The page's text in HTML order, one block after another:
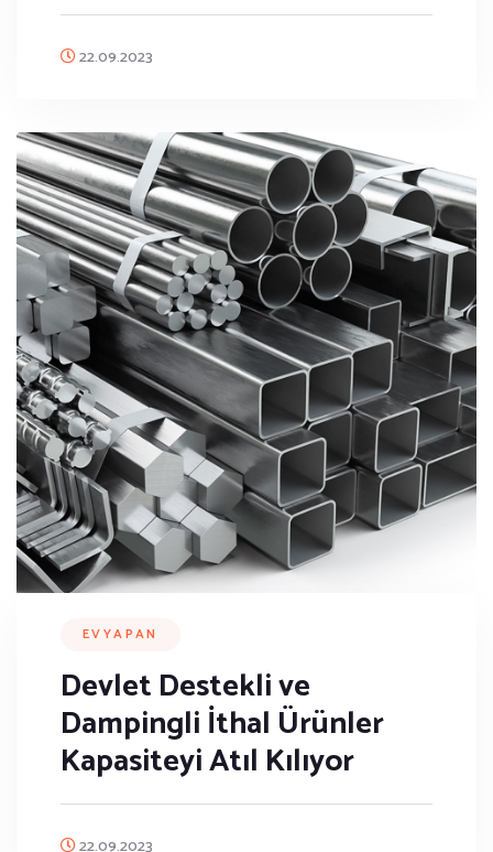
22.09.2023
EVYAPAN
Devlet Destekli ve
Dampingli İthal Ürünler
Kapasiteyi Atıl Kılıyor